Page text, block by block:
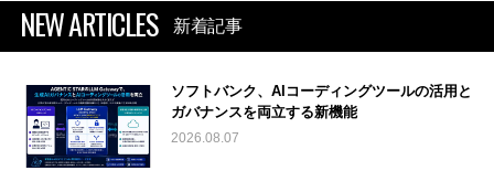
NEW ARTICLES 新着記事
ソフトバンク、AIコーディングツールの活用と
ガバナンスを両立する新機能
2026.08.07